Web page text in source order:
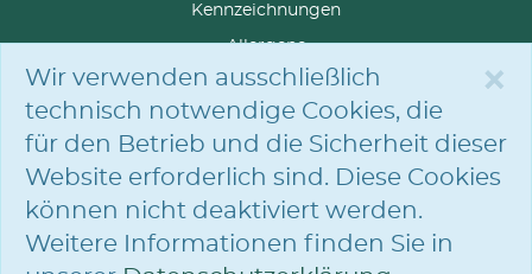
×
Wir verwenden ausschließlich
technisch notwendige Cookies, die
für den Betrieb und die Sicherheit dieser
Website erforderlich sind. Diese Cookies
können nicht deaktiviert werden.
Weitere Informationen finden Sie in
Kennzeichnungen
Allergene
SPRACHE
AUSWÄHLEN
© Die Menü-Manufaktur GmbH